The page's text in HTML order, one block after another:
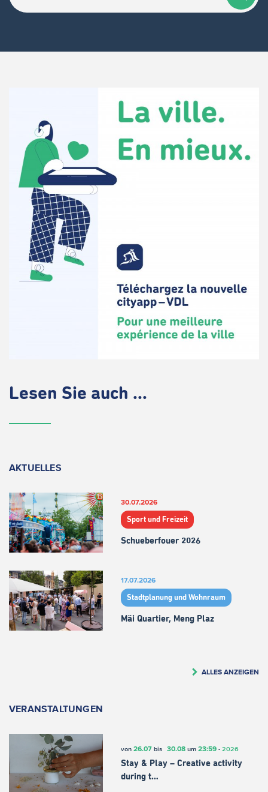
Lesen Sie auch ...
AKTUELLES
30.07.2026
Sport und Freizeit
Schueberfouer 2026
17.07.2026
Stadtplanung und Wohnraum
Mäi Quartier, Meng Plaz
ALLES ANZEIGEN
VERANSTALTUNGEN
von 26.07bis 30.08um 23:59- 2026
Stay & Play – Creative activity
during t…